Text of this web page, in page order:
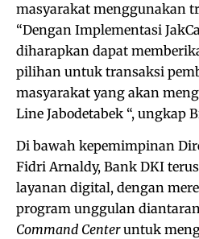
masyarakat menggunakan
“Dengan Implementasi
diharapkan dapat
pilihan untuk transaksi
masyarakat yang akan
Line Jabodetabek “, ungkap
Di bawah kepemimpinan
Fidri Arnaldy, Bank DKI
layanan digital, dengan
program unggulan
Command Centeruntuk